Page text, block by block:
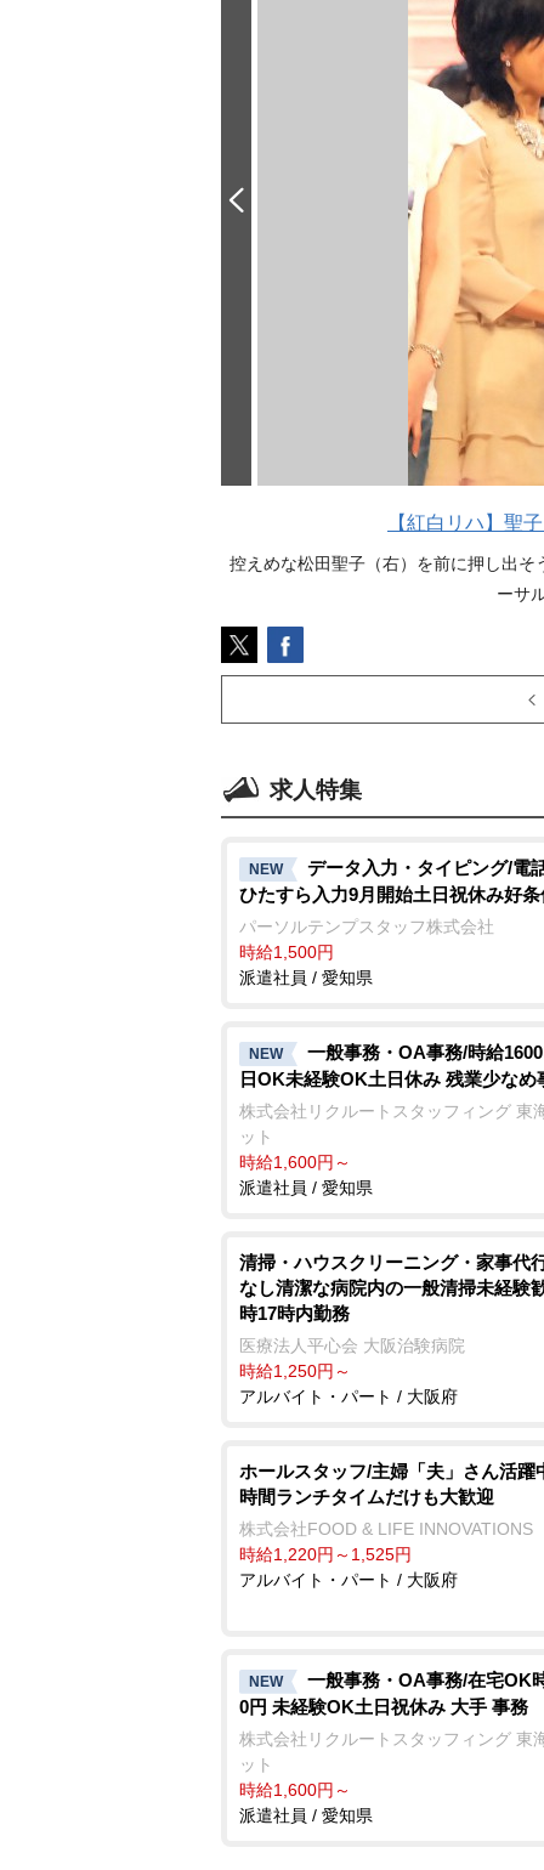
【紅白リハ】聖
控えめな松田聖子（右）を前に押し出
ーサ
求人特集
NEW
データ入力・タイピング/電
ひたすら入力9月開始土日祝休み好
パーソルテンプスタッフ株式会社
時給1,500円
派遣社員 / 愛知県
NEW
一般事務・OA事務/時給
日OK未経験OK土日休み 残業少なめ
株式会社リクルートスタッフィング 東
ット
時給1,600円～
派遣社員 / 愛知県
清掃・ハウスクリーニング・家事代
なし清潔な病院内の一般清掃未経験
時17時内勤務
医療法人平心会 大阪治験病院
時給1,250円～
アルバイト・パート / 大阪府
ホールスタッフ/主婦「夫」さん活躍
時間ランチタイムだけも大歓迎
株式会社FOOD & LIFE INNOVATIONS
時給1,220円～1,525円
アルバイト・パート / 大阪府
NEW
一般事務・OA事務/在宅OK
0円 未経験OK土日祝休み 大手 事務
株式会社リクルートスタッフィング 東
ット
時給1,600円～
派遣社員 / 愛知県